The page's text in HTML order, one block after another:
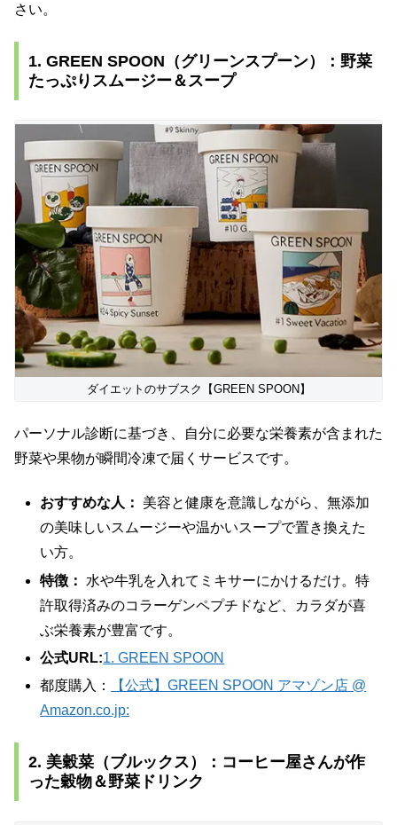
さい。
1. GREEN SPOON（グリーンスプーン）：野菜
たっぷりスムージー＆スープ
ダイエットのサブスク【GREEN SPOON】
パーソナル診断に基づき、自分に必要な栄養素が含まれた
野菜や果物が瞬間冷凍で届くサービスです。
おすすめな人：
美容と健康を意識しながら、無添加
の美味しいスムージーや温かいスープで置き換えた
い方。
特徴：
水や牛乳を入れてミキサーにかけるだけ。特
許取得済みのコラーゲンペプチドなど、カラダが喜
ぶ栄養素が豊富です。
公式URL:1. GREEN SPOON
都度購入：
【公式】GREEN SPOON アマゾン店 @
Amazon.co.jp:
2. 美穀菜（ブルックス）：コーヒー屋さんが作
った穀物＆野菜ドリンク